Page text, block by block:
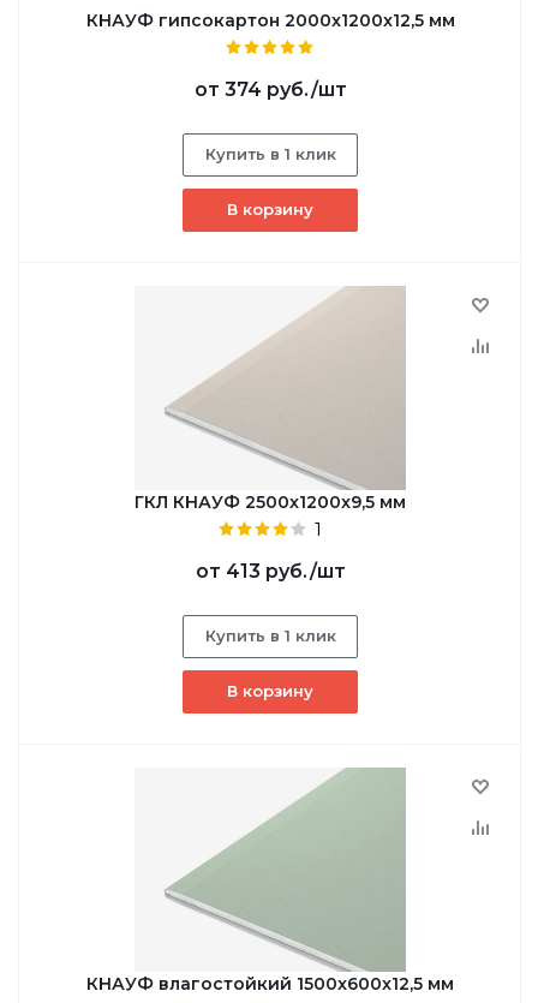
КНАУФ гипсокартон 2000x1200x12,5 мм
от 374 руб./шт
Купить в 1 клик
В корзину
ГКЛ КНАУФ 2500x1200x9,5 мм
1
от 413 руб./шт
Купить в 1 клик
В корзину
КНАУФ влагостойкий 1500x600x12,5 мм